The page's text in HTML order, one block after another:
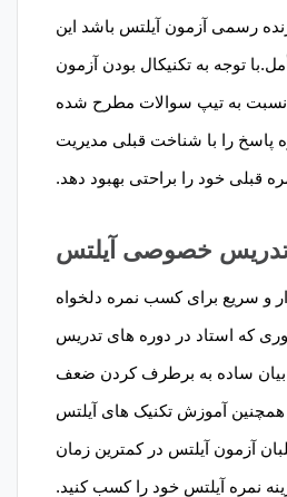
رسمی آزمون آیلتس باشد این
توجه به تکنیکال بودن آزمون
نسبت به تیپ سوالات مطرح شده
پاسخ را با شناخت قبلی مدیریت
قبلی خود را براحتی بهبود دهد.
خصوصی آیلتس
و سریع برای کسب نمره دلخواه
که استاد در دوره های تدریس
ساده به برطرف کردن ضعف
همچنین آموزش تکنیک های آیلتس
آزمون آیلتس در کمترین زمان
نمره آیلتس خود را کسب کنید.